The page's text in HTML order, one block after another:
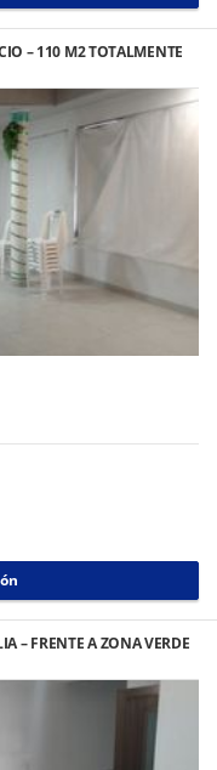
– 110 M2 TOTALMENTE
– FRENTE A ZONA VERDE